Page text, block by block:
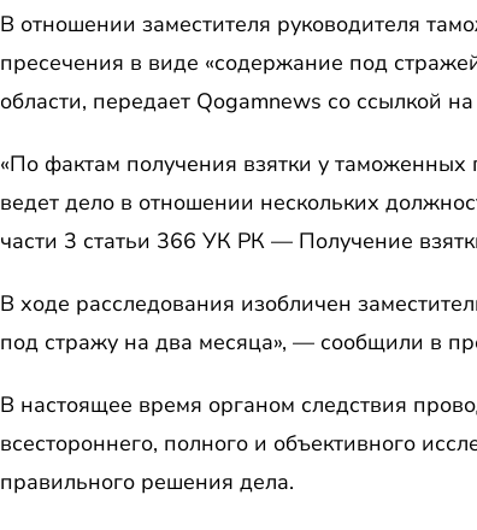
В отношении заместителя руководителя
пресечения в виде «содержание под
области, передает Qogamnews со ссылкой на
«По фактам получения взятки у
ведет дело в отношении нескольких
части 3 статьи 366 УК РК — Получение
В ходе расследования изобличен
под стражу на два месяца», — сообщили в
В настоящее время органом следствия
всестороннего, полного и объективного
правильного решения дела.